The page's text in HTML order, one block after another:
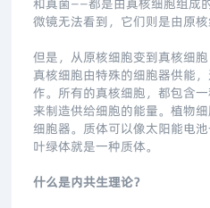
和真菌——都是由真核细胞组成
微镜无法看到，它们则是由原
但是，从原核细胞变到真核细
真核细胞由特殊的细胞器供能
作。所有的真核细胞，都包含
来制造供给细胞的能量。植物
细胞器。质体可以像太阳能电
叶绿体就是一种质体。
什么是内共生理论？